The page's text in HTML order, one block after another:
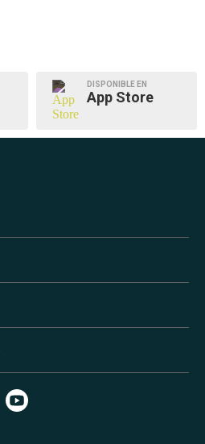
DISPONIBLE EN
App Store